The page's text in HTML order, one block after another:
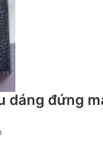
dáng đứng